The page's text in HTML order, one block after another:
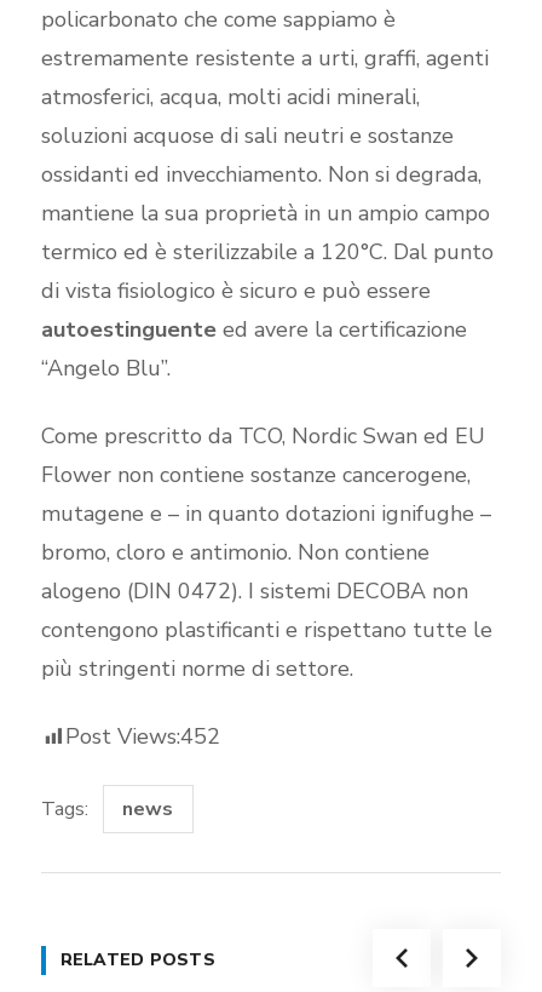
policarbonato che come sappiamo è
estremamente resistente a urti, graffi, agenti
atmosferici, acqua, molti acidi minerali,
soluzioni acquose di sali neutri e sostanze
ossidanti ed invecchiamento. Non si degrada,
mantiene la sua proprietà in un ampio campo
termico ed è sterilizzabile a 120°C. Dal punto
di vista fisiologico è sicuro e può essere
autoestinguenteed avere la certificazione
“Angelo Blu”.
Come prescritto da TCO, Nordic Swan ed EU
Flower non contiene sostanze cancerogene,
mutagene e – in quanto dotazioni ignifughe –
bromo, cloro e antimonio. Non contiene
alogeno (DIN 0472). I sistemi DECOBA non
contengono plastificanti e rispettano tutte le
più stringenti norme di settore.
Post Views:452
Tags: news
RELATED POSTS